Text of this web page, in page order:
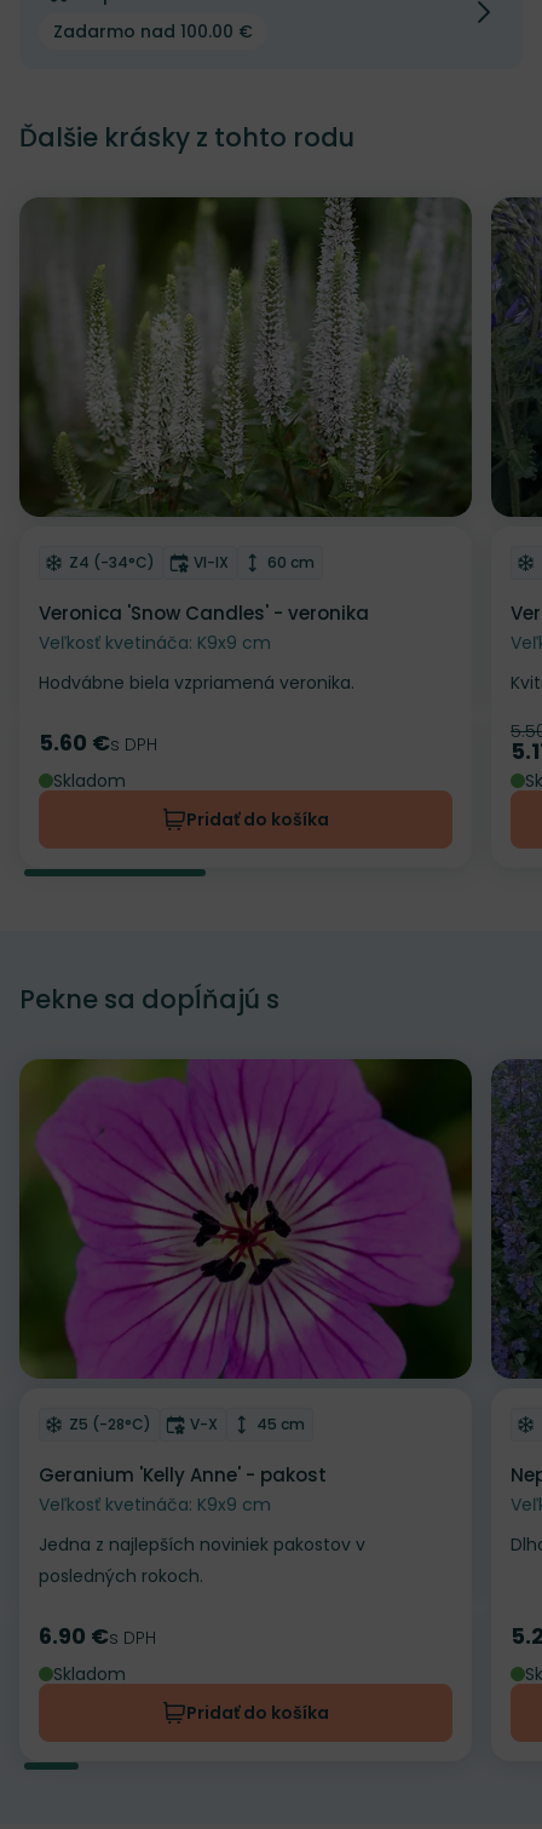
Zadarmo nad 100.00 €
Ďalšie krásky z tohto rodu
Odober do zoznamu želaní
Mrazuvzdornosť
Z4 (-34°C) Doba kvitnutia
VI-IX Výška rastliny
60 cm
Veronica 'Snow Candles' - veronika
Veľkosť kvetináča: K9x9 cm
Hodvábne biela vzpriamená veronika.
Cena
5.60 €s DPH
Skladom
Pridať do košíka
Pekne sa dopĺňajú s
Odober do zoznamu želaní
Mrazuvzdornosť
Z5 (-28°C) Doba kvitnutia
V-X Výška rastliny
45 cm
Geranium 'Kelly Anne' - pakost
Veľkosť kvetináča: K9x9 cm
Jedna z najlepších noviniek pakostov v
posledných rokoch.
Cena
6.90 €s DPH
Skladom
Pridať do košíka